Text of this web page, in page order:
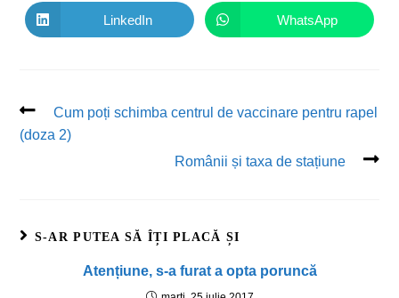
LinkedIn WhatsApp
Cum poți schimba centrul de vaccinare pentru rapel
(doza 2)
Românii și taxa de stațiune
S-AR PUTEA SĂ ÎȚI PLACĂ ȘI
Atențiune, s-a furat a opta poruncă